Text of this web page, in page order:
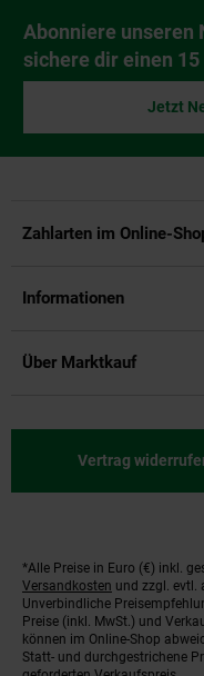
Newsletter
Abonniere unseren
sichere dir einen
Jetzt
Zahlarten im Online-
Informationen
Über Marktkauf
Vertrag
Fußnoten
*Alle Preise in Euro (€) inkl.
Versandkosten und zzgl. evtl.
Unverbindliche
Preise (inkl. MwSt.) und
können im Online-Shop
Statt- und durchgestrichene